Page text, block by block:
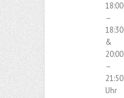
18:00
–
18:30
&
20:00
–
21:50
Uhr